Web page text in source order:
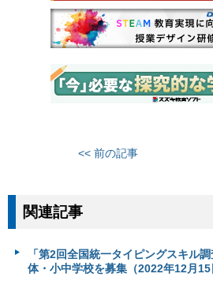
<< 前の記事
関連記事
「第2回全国統一タイピングスキル
体・小中学校を募集（2022年12月15